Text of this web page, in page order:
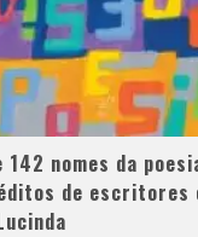
nomes da
de escritores